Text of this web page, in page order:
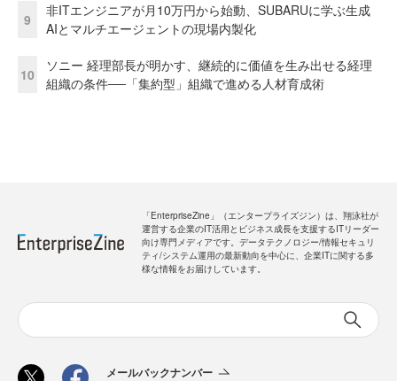
9
非ITエンジニアが月10万円から始動、SUBARUに学ぶ生成
AIとマルチエージェントの現場内製化
10
ソニー 経理部長が明かす、継続的に価値を生み出せる経理
組織の条件──「集約型」組織で進める人材育成術
「EnterpriseZine」（エンタープライズジン）は、翔泳社が
運営する企業のIT活用とビジネス成長を支援するITリーダー
向け専門メディアです。データテクノロジー/情報セキュリ
ティ/システム運用の最新動向を中心に、企業ITに関する多
様な情報をお届けしています。
メールバックナンバー